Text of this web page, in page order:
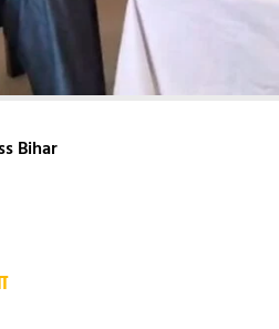
Bihar